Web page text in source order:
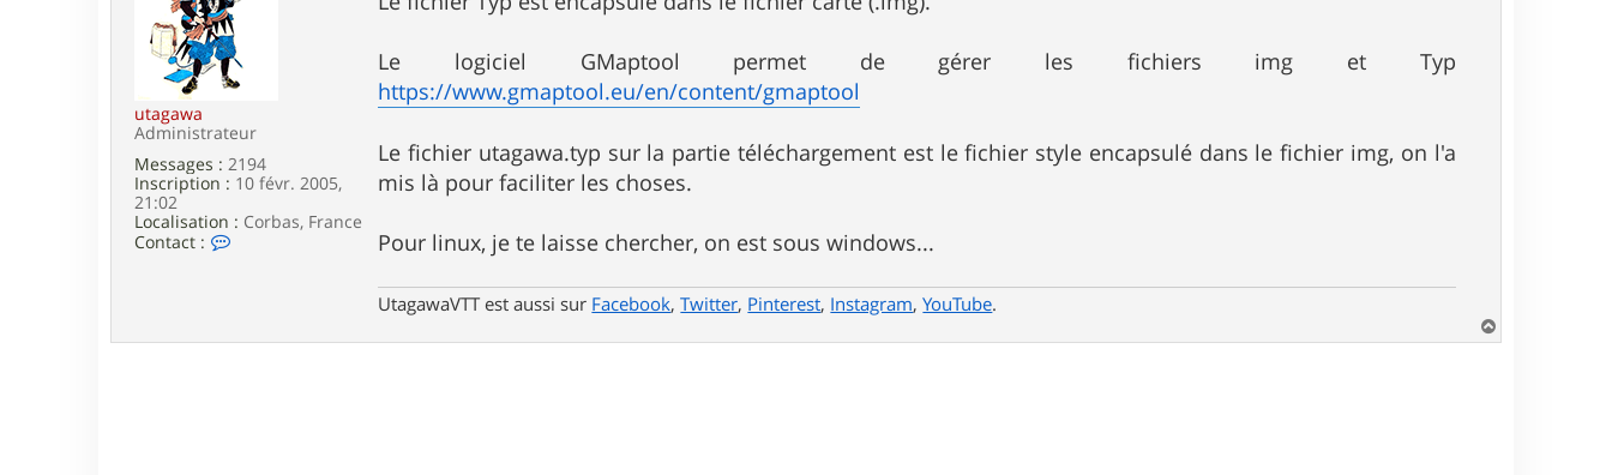
utagawa
Administrateur
Messages : 2194
Inscription : 10 févr. 2005,
21:02
Localisation : Corbas, France
Contact :
s
g
e
Le logiciel GMaptool permet de gérer les fichiers img et Typ
https://www.gmaptool.eu/en/content/gmaptool
Le fichier utagawa.typ sur la partie téléchargement est le fichier style encapsulé dans le fichier img, on l'a
mis là pour faciliter les choses.
Pour linux, je te laisse chercher, on est sous windows...
UtagawaVTT est aussi sur Facebook,Twitter, Pinterest, Instagram,YouTube.
a